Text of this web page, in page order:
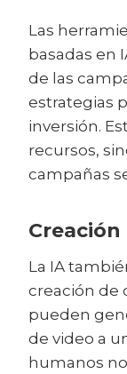
Las
basadas en
de las
estrategias
inversión.
recursos,
campañas
La IA
creación de
pueden
de video a
humanos